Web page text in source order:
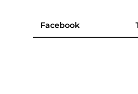
Facebook